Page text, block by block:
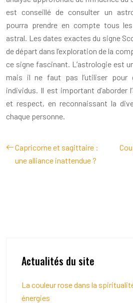
est conseillé de consulter un
pourra prendre en compte tous
astral. Les dates exactes du signe
de départ dans l’exploration de la
ce signe fascinant. L’astrologie est
mais il ne faut pas l’utiliser pour
individus. Il est important d’aborder
et respect, en reconnaissant la
chaque personne.
Capricorne et sagittaire :
une alliance inattendue ?
Actualités du site
La couleur rose dans la
énergies